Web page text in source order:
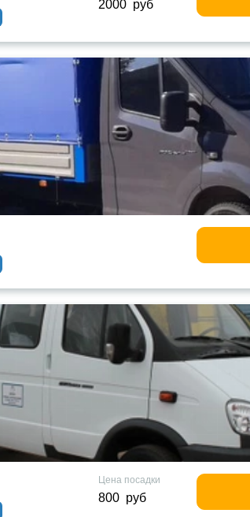
2000 руб
Цена посадки
800 руб